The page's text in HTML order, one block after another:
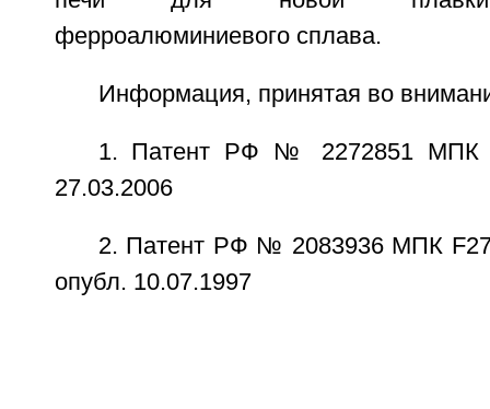
ферроалюминиевого сплава.
Информация, принятая во
1. Патент РФ № 2272851 МПК
27.03.2006
2. Патент РФ № 2083936 МПК
опубл. 10.07.1997